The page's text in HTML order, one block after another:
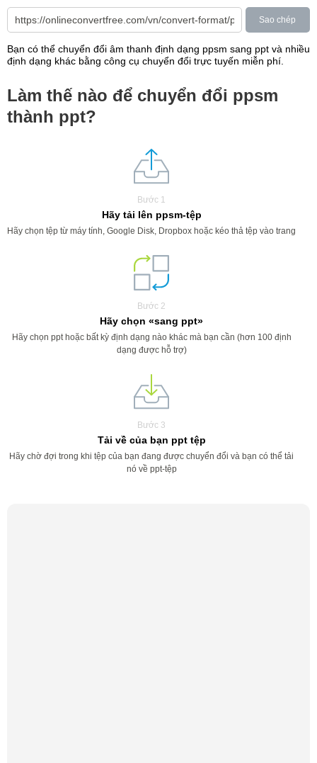
Sao chép
Bạn có thể chuyển đổi âm thanh định dạng ppsm sang ppt và nhiều
định dạng khác bằng công cụ chuyển đổi trực tuyến miễn phí.
Làm thế nào để chuyển đổi ppsm
thành ppt?
Bước 1
Hãy tải lên ppsm-tệp
Hãy chọn tệp từ máy tính, Google Disk, Dropbox hoặc kéo thả tệp vào trang
Bước 2
Hãy chọn «sang ppt»
Hãy chọn ppt hoặc bất kỳ định dạng nào khác mà bạn cần (hơn 100 định
dạng được hỗ trợ)
Bước 3
Tải về của bạn ppt tệp
Hãy chờ đợi trong khi tệp của bạn đang được chuyển đổi và bạn có thể tải
nó về ppt-tệp